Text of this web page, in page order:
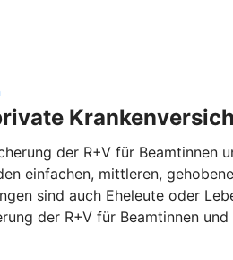
der R+V für
einfachen, mittleren,
sind auch Eheleute oder
der R+V für Beamtinnen